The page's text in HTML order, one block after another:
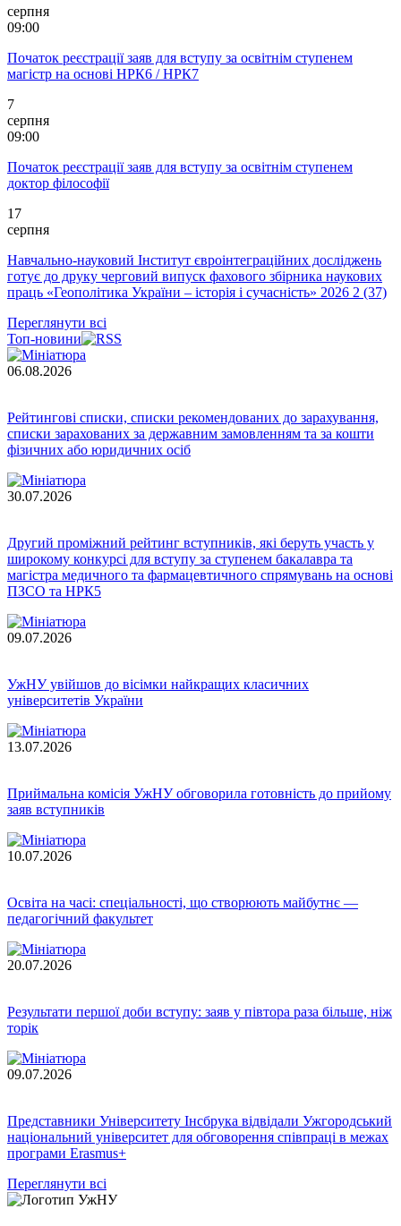
серпня
09:00
Початок реєстрації заяв для вступу за освітнім ступенем
магістр на основі НРК6 / НРК7
7
серпня
09:00
Початок реєстрації заяв для вступу за освітнім ступенем
доктор філософії
17
серпня
Навчально-науковий Інститут євроінтеграційних досліджень
готує до друку черговий випуск фахового збірника наукових
праць «Геополітика України – історія і сучасність» 2026 2 (37)
Переглянути всі
Топ-новини
06.08.2026
Рейтингові списки, списки рекомендованих до зарахування,
списки зарахованих за державним замовленням та за кошти
фізичних або юридичних осіб
30.07.2026
Другий проміжний рейтинг вступників, які беруть участь у
широкому конкурсі для вступу за ступенем бакалавра та
магістра медичного та фармацевтичного спрямувань на основі
ПЗСО та НРК5
09.07.2026
УжНУ увійшов до вісімки найкращих класичних
університетів України
13.07.2026
Приймальна комісія УжНУ обговорила готовність до прийому
заяв вступників
10.07.2026
Освіта на часі: спеціальності, що створюють майбутнє —
педагогічний факультет
20.07.2026
Результати першої доби вступу: заяв у півтора раза більше, ніж
торік
09.07.2026
Представники Університету Інсбрука відвідали Ужгородський
національний університет для обговорення співпраці в межах
програми Erasmus+
Переглянути всі